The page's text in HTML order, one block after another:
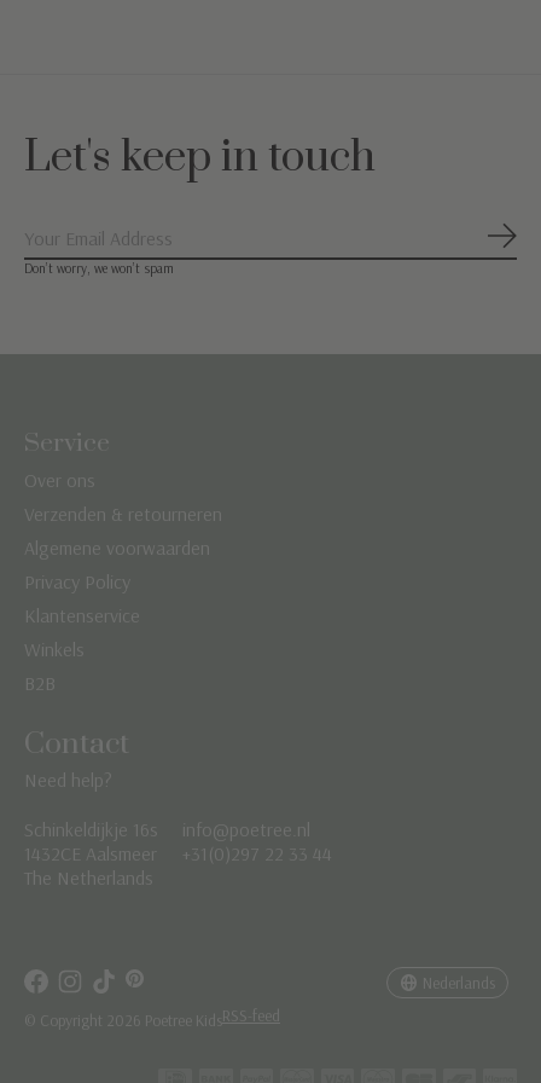
Let's keep in touch
Don’t worry, we won’t spam
Service
Over ons
Verzenden & retourneren
Algemene voorwaarden
Privacy Policy
Klantenservice
Winkels
B2B
Contact
Need help?
Schinkeldijkje 16s
1432CE Aalsmeer
The Netherlands
info@poetree.nl
+31(0)297 22 33 44
© Copyright 2026 Poetree Kids RSS-feed
Nederlands
Nederlands